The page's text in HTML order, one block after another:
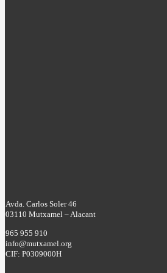
Avda. Carlos Soler 46
03110 Mutxamel – Alacant
965 955 910
info@mutxamel.org
CIF: P0309000H